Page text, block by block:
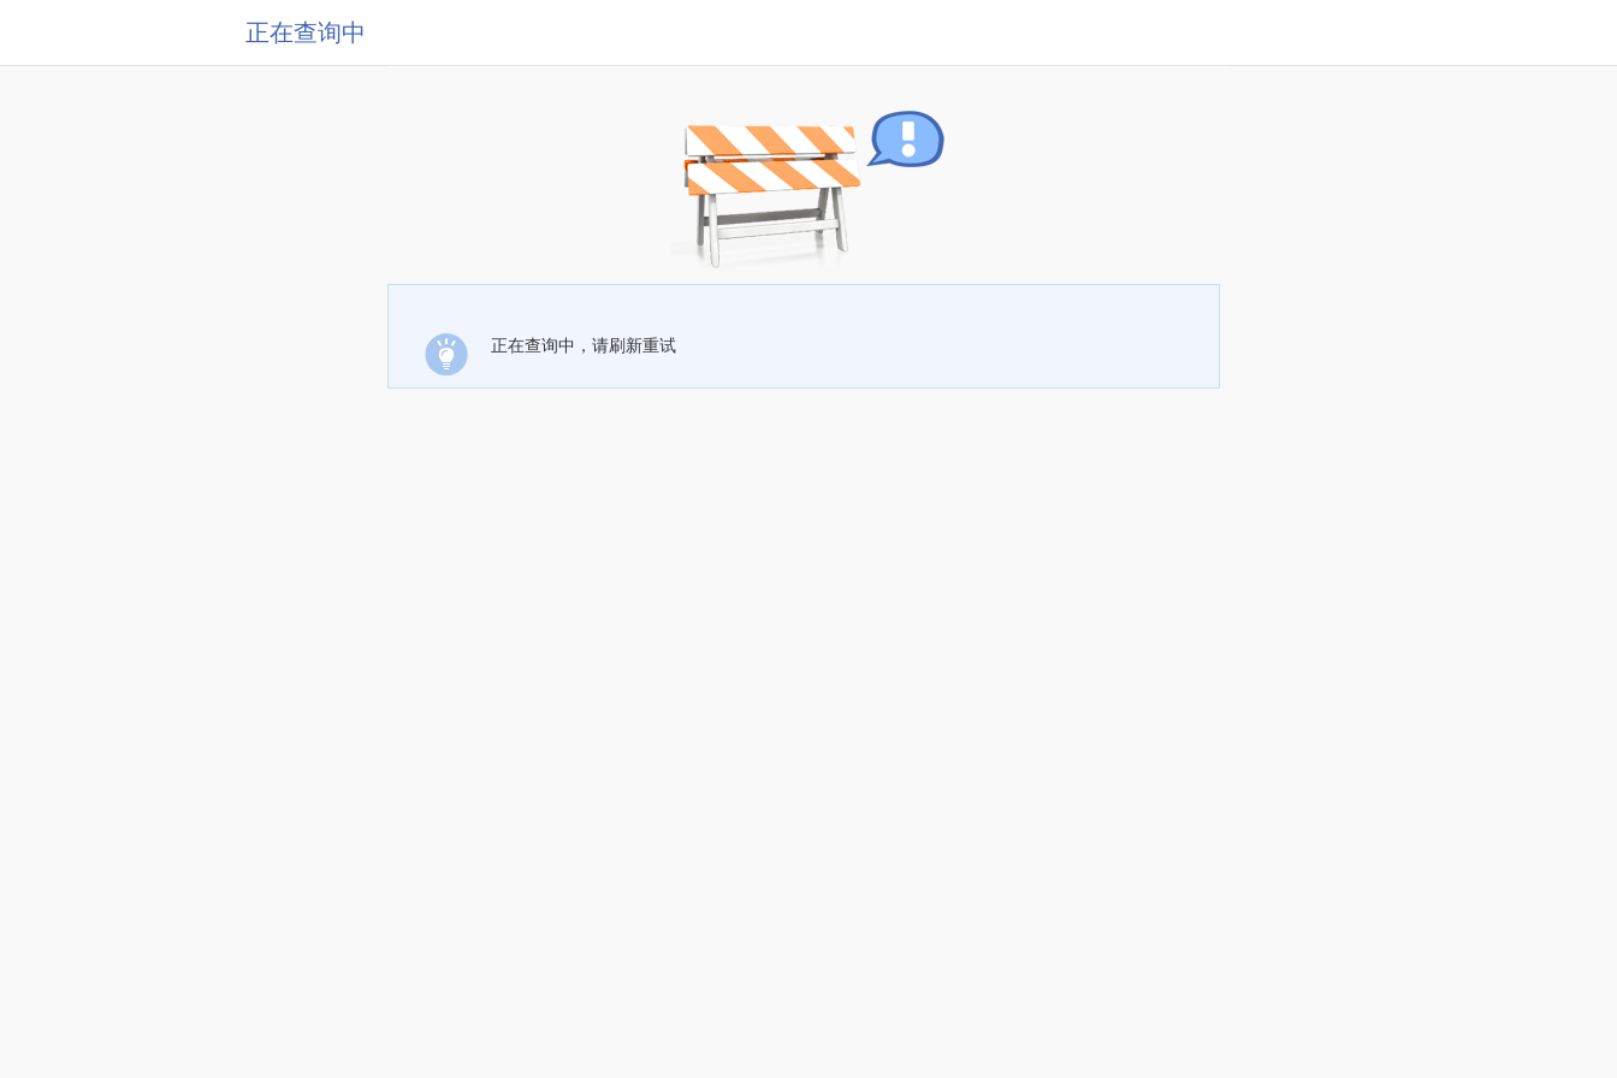
正在查询中
正在查询中，请刷新重试